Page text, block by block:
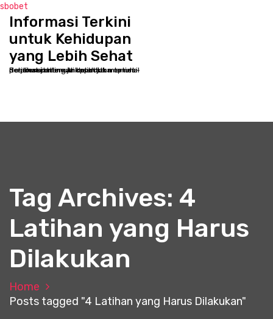
sbobet
Informasi Terkini
untuk Kehidupan
yang Lebih Sehat
Selamat datang di kppbcjakarta.net - Destinasi online Anda untuk memulai perjalanan menuju kesehatan optimal dan kesejahteraan holistik
Tag Archives: 4
Latihan yang Harus
Dilakukan
Home
Posts tagged "4 Latihan yang Harus Dilakukan"